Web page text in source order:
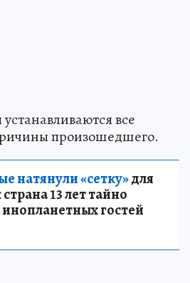
все
произошедшего.
натянули «сетку»для
13 лет тайно
инопланетных гостей